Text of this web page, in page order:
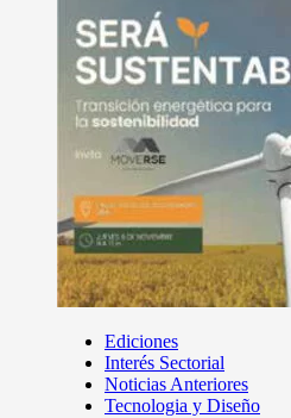
Ediciones
Interés Sectorial
Noticias Anteriores
Tecnologia y Diseño